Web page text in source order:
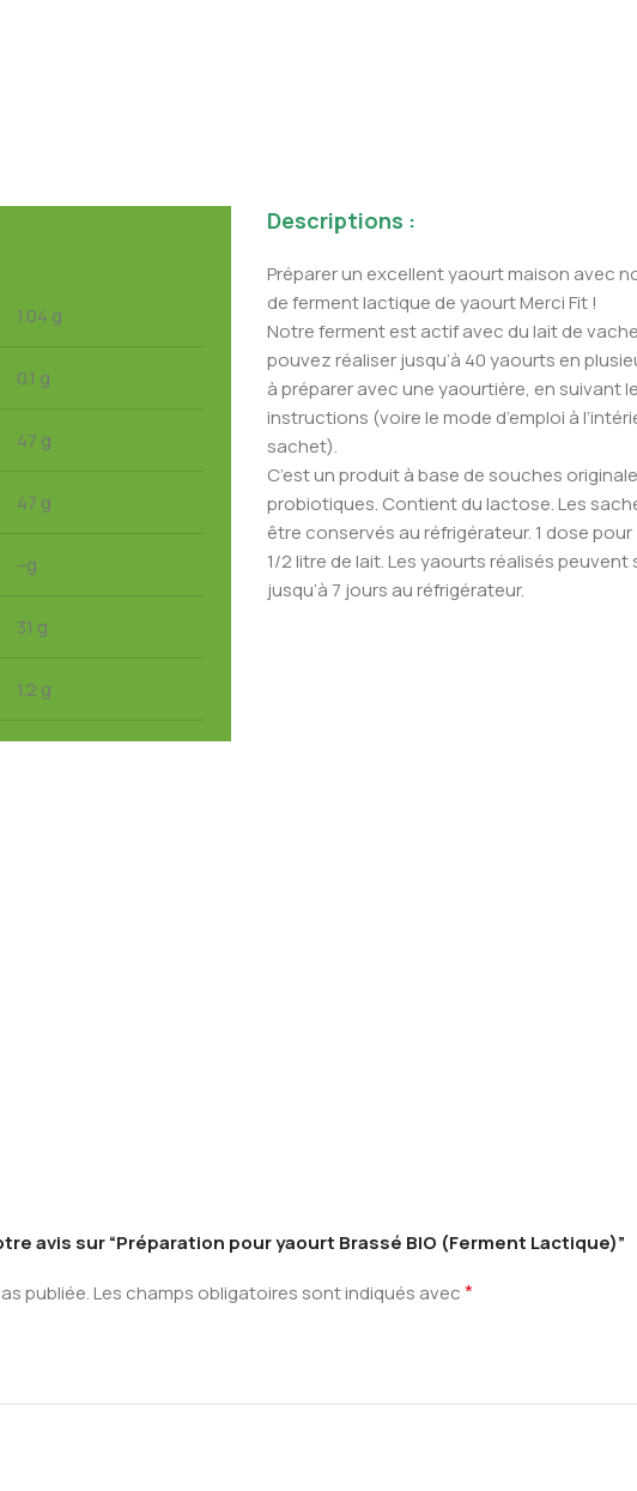
1.04 g
0.1 g
47 g
47 g
–g
31 g
1.2 g
Descriptions :
Préparer un excellent yaourt maison avec
de ferment lactique de yaourt Merci Fit !
Notre ferment est actif avec du lait de
pouvez réaliser jusqu’à 40 yaourts en
à préparer avec une yaourtière, en suivant
instructions (voire le mode d’emploi à
sachet).
C’est un produit à base de souches
probiotiques. Contient du lactose. Les
être conservés au réfrigérateur. 1 dose
1/2 litre de lait. Les yaourts réalisés
jusqu’à 7 jours au réfrigérateur.
avis sur “Préparation pour yaourt Brassé BIO (Ferment Lactique)”
publiée.Les champs obligatoires sont indiqués avec*